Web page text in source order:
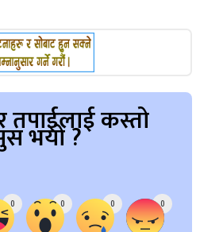
तपाईलाई कस्तो
भयो ?
0 0 0 0